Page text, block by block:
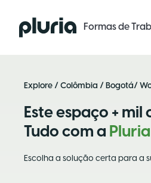
Logo Pluria Formas de
Explore / Colômbia / Bogotá/
Este espaço + mil
Tudo com a Pluria
Escolha a solução certa para a